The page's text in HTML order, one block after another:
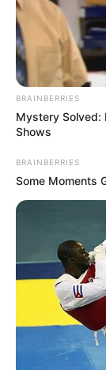
BRAINBERRIES
Mystery Solved:
Shows
BRAINBERRIES
Some Moments